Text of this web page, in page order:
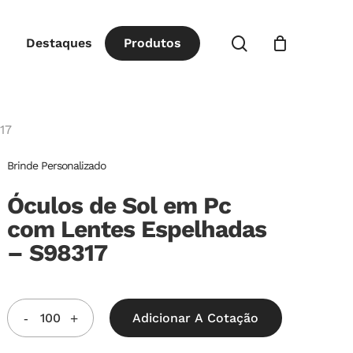
Destaques Produtos procurar
Brinde Personalizado
Óculos de Sol em Pc
com Lentes Espelhadas
– S98317
Adicionar A Cotação